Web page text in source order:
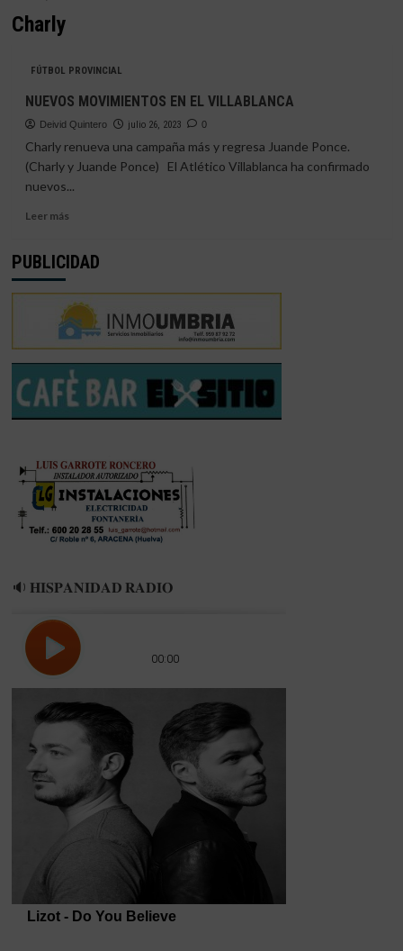
Charly
FÚTBOL PROVINCIAL
NUEVOS MOVIMIENTOS EN EL VILLABLANCA
Deivid Quintero julio 26, 2023 0
Charly renueva una campaña más y regresa Juande Ponce.
(Charly y Juande Ponce) El Atlético Villablanca ha confirmado
nuevos...
Leer másLeer
NUEVOS
EN
EL
VILLABLANCA
PUBLICIDAD
🔉 𝐇𝐈𝐒𝐏𝐀𝐍𝐈𝐃𝐀𝐃 𝐑𝐀𝐃𝐈𝐎